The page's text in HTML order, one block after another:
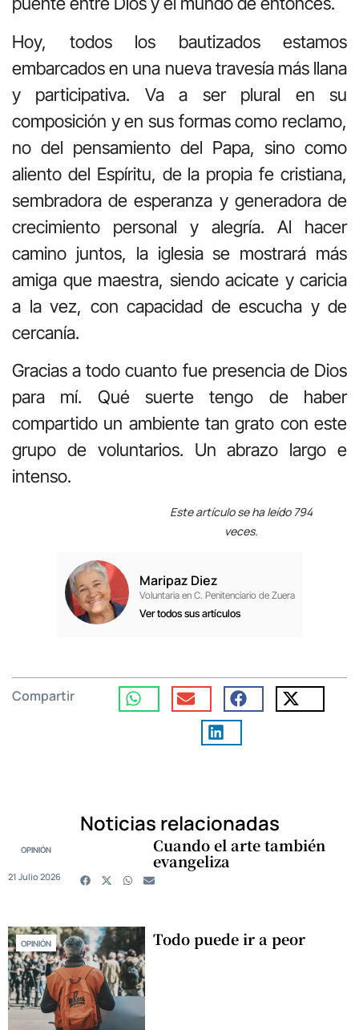
Hoy, todos los bautizados estamos
embarcados en una nueva travesía más llana
y participativa. Va a ser plural en su
composición y en sus formas como reclamo,
no del pensamiento del Papa, sino como
aliento del Espíritu, de la propia fe cristiana,
sembradora de esperanza y generadora de
crecimiento personal y alegría. Al hacer
camino juntos, la iglesia se mostrará más
amiga que maestra, siendo acicate y caricia
a la vez, con capacidad de escucha y de
cercanía.
Gracias a todo cuanto fue presencia de Dios
para mí. Qué suerte tengo de haber
compartido un ambiente tan grato con este
grupo de voluntarios. Un abrazo largo e
intenso.
Este artículo se ha leído 794
veces.
Maripaz Diez
Voluntaria en C. Penitenciario de Zuera
Ver todos sus artículos
Compartir
Noticias relacionadas
OPINIÓN Cuando el arte también
evangeliza
21 Julio 2026
OPINIÓN Todo puede ir a peor